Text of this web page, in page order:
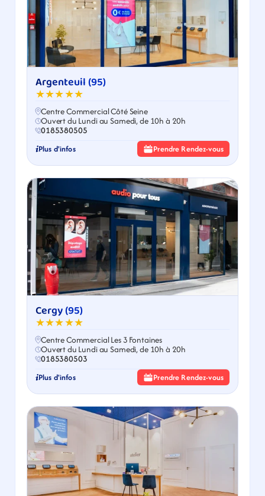
Argenteuil (95)
★★★★★
Centre Commercial Côté Seine
Ouvert du Lundi au Samedi, de 10h à 20h
0185380505
Plus d'infos Prendre Rendez-vous
Cergy (95)
★★★★★
Centre Commercial Les 3 Fontaines
Ouvert du Lundi au Samedi, de 10h à 20h
0185380503
Plus d'infos Prendre Rendez-vous